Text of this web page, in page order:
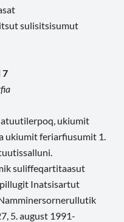
sulisitsisumut
7
ukiumit
ukiumit feriarfiusumit 1.
suliffeqartitaasut
Inatsisartut
5. august 1991-